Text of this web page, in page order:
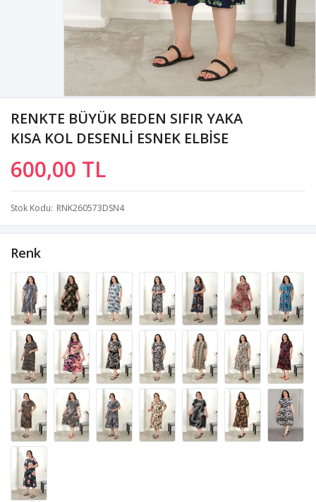
RENKTE BÜYÜK BEDEN SIFIR YAKA
KISA KOL DESENLİ ESNEK ELBİSE
600,00 TL
Stok Kodu RNK260573DSN4
Renk